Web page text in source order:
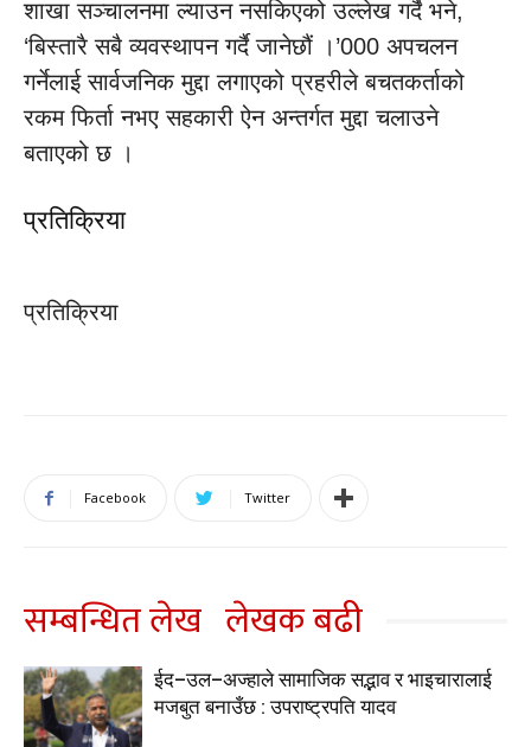
शाखा सञ्चालनमा ल्याउन नसकिएको उल्लेख गर्दै भने,
‘बिस्तारै सबै व्यवस्थापन गर्दै जानेछौं ।’000 अपचलन
गर्नेलाई सार्वजनिक मुद्दा लगाएको प्रहरीले बचतकर्ताको
रकम फिर्ता नभए सहकारी ऐन अन्तर्गत मुद्दा चलाउने
बताएको छ ।
प्रतिक्रिया
प्रतिक्रिया
Facebook Twitter
सम्बन्धित लेख लेखक बढी
ईद–उल–अज्हाले सामाजिक सद्भाव र भाइचारालाई
मजबुत बनाउँछ : उपराष्ट्रपति यादव